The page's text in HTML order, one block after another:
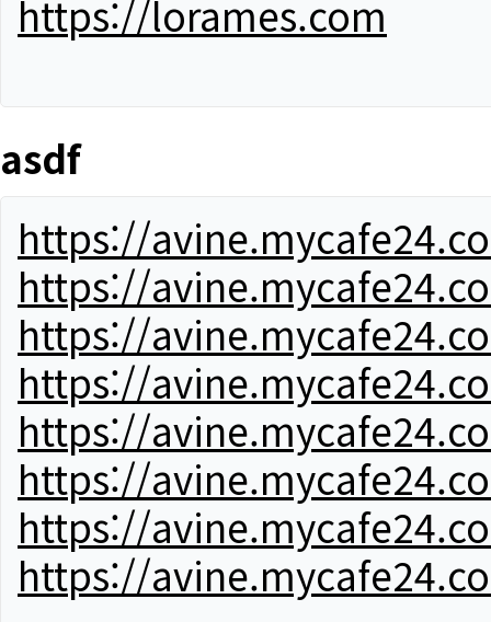
https://lorames.com
asdf
https://
https://
https://
https://
https://
https://
https://
https://